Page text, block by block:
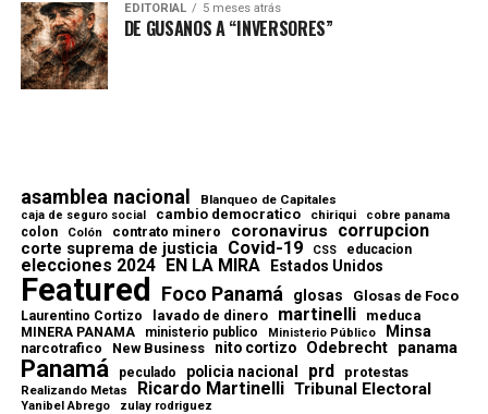
EDITORIAL 5 meses atrás
DE GUSANOS A “INVERSORES”
asamblea nacional Blanqueo de Capitales
caja de seguro social cambio democratico chiriqui cobre panama
colon Colón contrato minero coronavirus corrupcion
corte suprema de justicia Covid-19 CSS educacion
elecciones 2024 EN LA MIRA Estados Unidos
Featured Foco Panamá glosas Glosas de Foco
Laurentino Cortizo lavado de dinero martinelli meduca
MINERA PANAMA ministerio publico Ministerio Público Minsa
narcotrafico New Business nito cortizo Odebrecht panama
Panamá peculado policia nacional prd protestas
Realizando Metas Ricardo Martinelli Tribunal Electoral
Yanibel Abrego zulay rodriguez